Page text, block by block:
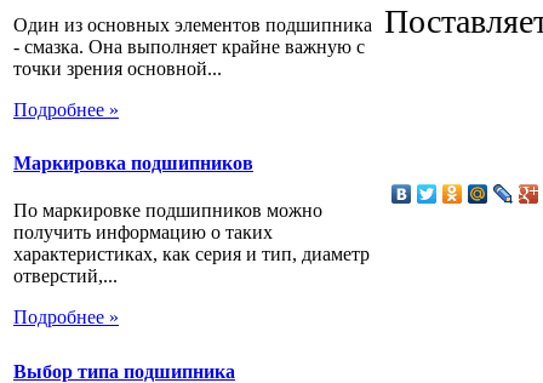
Один из основных элементов подшипника
- смазка. Она выполняет крайне важную с
точки зрения основной...
Подробнее »
Маркировка подшипников
По маркировке подшипников можно
получить информацию о таких
характеристиках, как серия и тип, диаметр
отверстий,...
Подробнее »
Выбор типа подшипника